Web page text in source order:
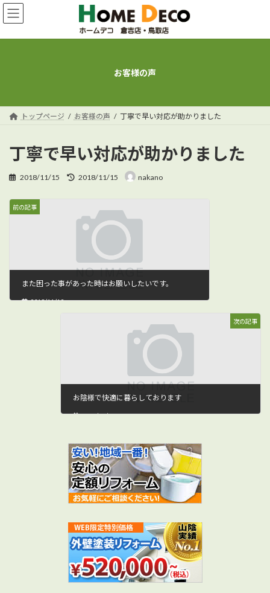
コ
ン
ン
ナ
ビ
ー
お客様の声
トップページ お客様の声 丁寧で早い対応が助かりました
丁寧で早い対応が助かりました
2018/11/15
最
日
時
2018/11/15 nakano
前の記事
また困った事があった時はお願いしたいです。
2018/11/12
次の記事
お陰様で快適に暮らしております
2018/12/01